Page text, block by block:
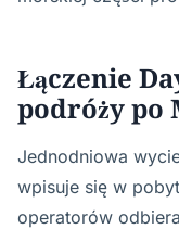
Łączenie
podróży po
Jednodniowa
wpisuje się w
operatorów